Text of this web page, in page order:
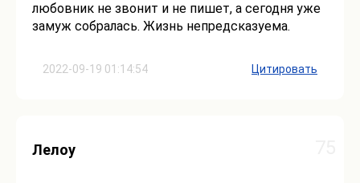
2022-09-19 01:14:54
любовник не звонит и не пишет, а сегодня уже
замуж собралась. Жизнь непредсказуема.
Цитировать
Лелоу